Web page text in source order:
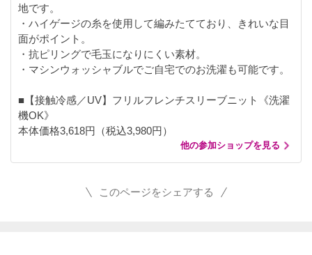
地です。
・ハイゲージの糸を使用して編みたてており、きれいな目
面がポイント。
・抗ピリングで毛玉になりにくい素材。
・マシンウォッシャブルでご自宅でのお洗濯も可能です。
■【接触冷感／UV】フリルフレンチスリーブニット《洗濯
機OK》
本体価格3,618円（税込3,980円）
他の参加ショップを見る
このページをシェアする